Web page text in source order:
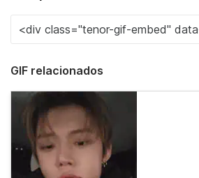
GIF relacionados